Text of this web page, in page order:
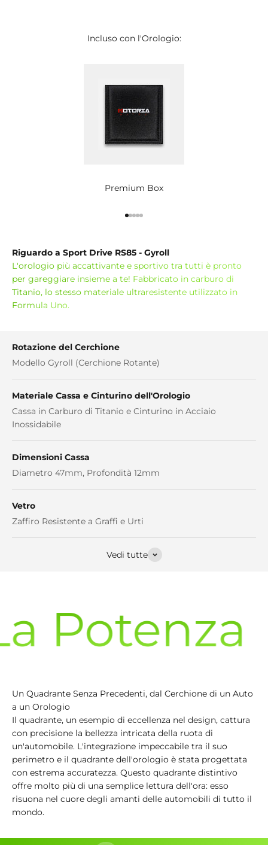
Incluso con l'Orologio:
Premium Box
Riguardo a Sport Drive RS85 - Gyroll
L'orologio più accattivante e sportivo tra tutti è pronto
per gareggiare insieme a te! Fabbricato in carburo di
Titanio, lo stesso materiale ultraresistente utilizzato in
Formula Uno.
Rotazione del Cerchione
Modello Gyroll (Cerchione Rotante)
Materiale Cassa e Cinturino dell'Orologio
Cassa in Carburo di Titanio e Cinturino in Acciaio
Inossidabile
Dimensioni Cassa
Diametro 47mm, Profondità 12mm
Vetro
Zaffiro Resistente a Graffi e Urti
Vedi tutte
Potenza
Un Quadrante Senza Precedenti, dal Cerchione di un Auto
a un Orologio
Il quadrante, un esempio di eccellenza nel design, cattura
con precisione la bellezza intricata della ruota di
un'automobile. L'integrazione impeccabile tra il suo
perimetro e il quadrante dell'orologio è stata progettata
con estrema accuratezza. Questo quadrante distintivo
offre molto più di una semplice lettura dell'ora: esso
risuona nel cuore degli amanti delle automobili di tutto il
mondo.